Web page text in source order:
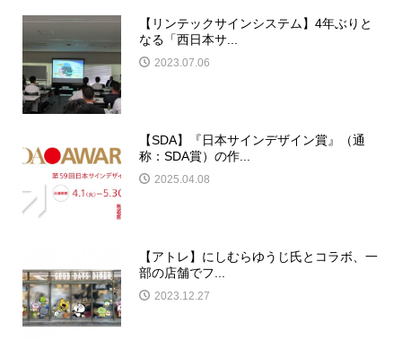
【リンテックサインシステム】4年ぶりと
なる「西日本サ...
2023.07.06
【SDA】『日本サインデザイン賞』（通
称：SDA賞）の作...
2025.04.08
【アトレ】にしむらゆうじ氏とコラボ、一
部の店舗でフ...
2023.12.27